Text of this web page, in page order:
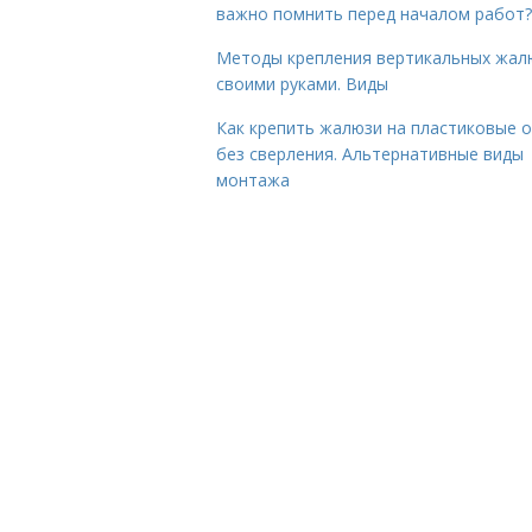
важно помнить перед началом работ?
Методы крепления вертикальных
своими руками. Виды
Как крепить жалюзи на пластиковые
без сверления. Альтернативные виды
монтажа